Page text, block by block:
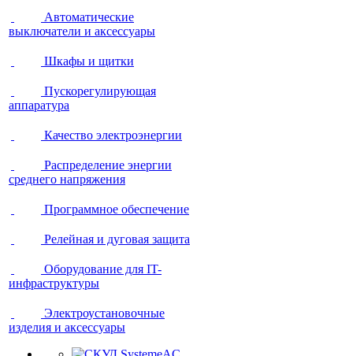
Автоматические
выключатели и аксессуары
Шкафы и щитки
Пускорегулирующая
аппаратура
Качество электроэнергии
Распределение энергии
среднего напряжения
Программное обеспечение
Релейная и дуговая защита
Оборудование для IT-
инфраструктуры
Электроустановочные
изделия и аксессуары